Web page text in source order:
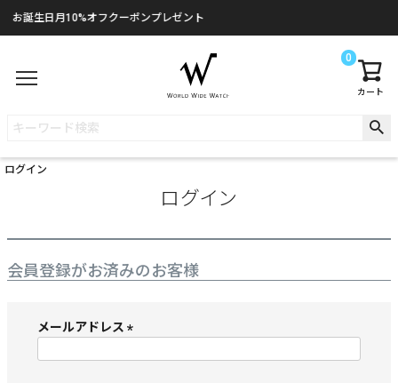
お誕生日月10%オフクーポンプレゼント
カート
0
ログイン
ログイン
会員登録がお済みのお客様
メールアドレス